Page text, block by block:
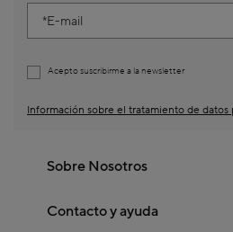
E-mail
Acepto suscribirme a la newsletter
Información sobre el tratamiento de datos
Sobre Nosotros
Contacto y ayuda